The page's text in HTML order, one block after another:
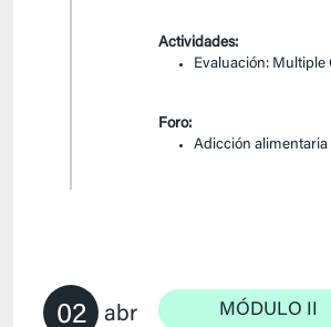
Actividades:
Evaluación: Multiple
Foro:
Adicción alimentaria
02 abr MÓDULO II